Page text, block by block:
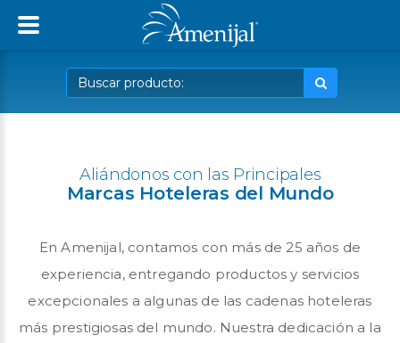
Aliándonos con las Principales
Marcas Hoteleras del Mundo
En Amenijal, contamos con más de 25 años de
experiencia, entregando productos y servicios
excepcionales a algunas de las cadenas hoteleras
más prestigiosas del mundo. Nuestra dedicación a la